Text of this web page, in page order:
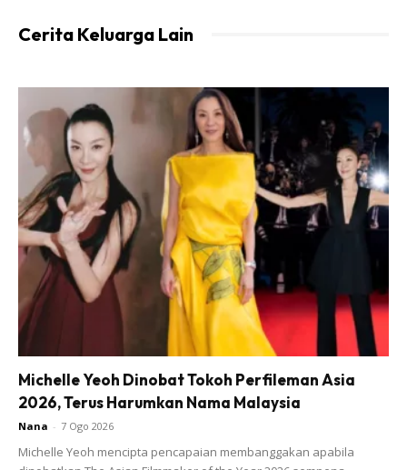
Cerita Keluarga Lain
Michelle Yeoh Dinobat Tokoh Perfileman Asia
2026, Terus Harumkan Nama Malaysia
Nana - 7 Ogo 2026
Michelle Yeoh mencipta pencapaian membanggakan apabila